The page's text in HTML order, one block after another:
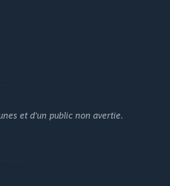
et d'un public non avertie.